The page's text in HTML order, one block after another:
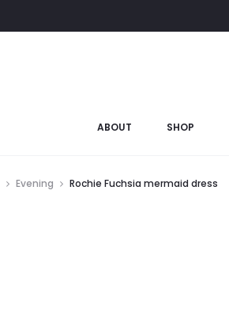
ABOUT SHOP
Evening Rochie Fuchsia mermaid dress